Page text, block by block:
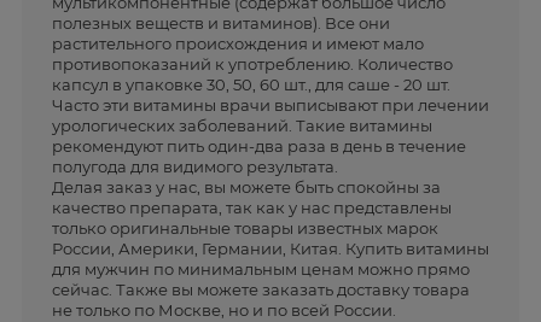
полезных веществ и витаминов). Все они
растительного происхождения и имеют мало
противопоказаний к употреблению. Количество
капсул в упаковке 30, 50, 60 шт., для саше - 20 шт.
Часто эти витамины врачи выписывают при лечении
урологических заболеваний. Такие витамины
рекомендуют пить один-два раза в день в течение
полугода для видимого результата.
Делая заказ у нас, вы можете быть спокойны за
качество препарата, так как у нас представлены
только оригинальные товары известных марок
России, Америки, Германии, Китая. Купить витамины
для мужчин по минимальным ценам можно прямо
сейчас. Также вы можете заказать доставку товара
не только по Москве, но и по всей России.